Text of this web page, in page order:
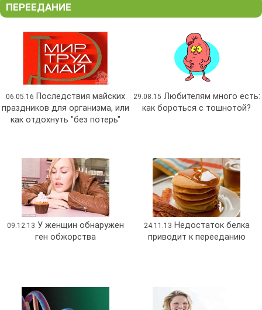
ПЕРЕЕДАНИЕ
06.05.16 Последствия майских
праздников для организма, или
как отдохнуть "без потерь"
29.08.15 Любителям много есть:
как бороться с тошнотой?
09.12.13 У женщин обнаружен
ген обжорства
24.11.13 Недостаток белка
приводит к перееданию